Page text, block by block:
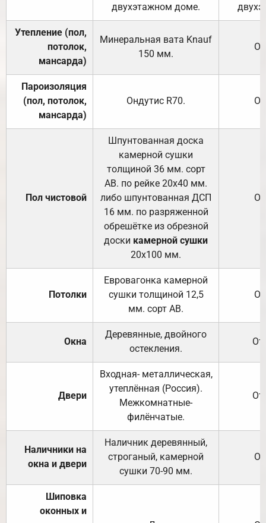
двухэтажном доме.
Утепление (пол,
потолок,
мансарда)
Минеральная вата Knauf
150 мм.
Пароизоляция
(пол, потолок,
мансарда)
Ондутис R70.
Пол чистовой
Шпунтованная доска
камерной сушки
толщиной 36 мм. сорт
АВ. по рейке 20х40 мм.
либо шпунтованная ДСП
16 мм. по разряженной
обрешётке из обрезной
доски камерной сушки
20х100 мм.
Потолки
Евровагонка камерной
сушки толщиной 12,5
мм. сорт АВ.
Окна
Деревянные, двойного
остекления.
Двери
Входная- металлическая,
утеплённая (Россия).
Межкомнатные-
филёнчатые.
Наличники на
окна и двери
Наличник деревянный,
строганый, камерной
сушки 70-90 мм.
Шиповка
оконных и